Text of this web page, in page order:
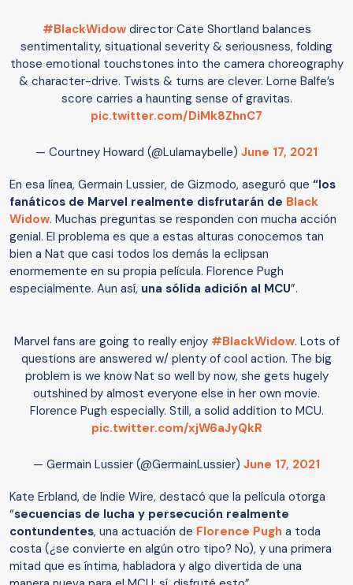
#BlackWidowdirector Cate Shortland balances
sentimentality, situational severity & seriousness, folding
those emotional touchstones into the camera choreography
& character-drive. Twists & turns are clever. Lorne Balfe’s
score carries a haunting sense of gravitas.
pic.twitter.com/DiMk8ZhnC7
— Courtney Howard (@Lulamaybelle) June 17, 2021
En esa línea, Germain Lussier, de Gizmodo, aseguró que “los
fanáticos de Marvel realmente disfrutarán de Black
Widow. Muchas preguntas se responden con mucha acción
genial. El problema es que a estas alturas conocemos tan
bien a Nat que casi todos los demás la eclipsan
enormemente en su propia película. Florence Pugh
especialmente. Aun así, una sólida adición al MCU”.
Marvel fans are going to really enjoy #BlackWidow. Lots of
questions are answered w/ plenty of cool action. The big
problem is we know Nat so well by now, she gets hugely
outshined by almost everyone else in her own movie.
Florence Pugh especially. Still, a solid addition to MCU.
pic.twitter.com/xjW6aJyQkR
— Germain Lussier (@GermainLussier) June 17, 2021
Kate Erbland, de Indie Wire, destacó que la película otorga
“secuencias de lucha y persecución realmente
contundentes, una actuación de Florence Pugh a toda
costa (¿se convierte en algún otro tipo? No), y una primera
mitad que es íntima, habladora y algo divertida de una